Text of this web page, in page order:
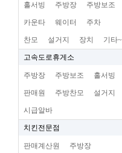
홀서빙 주방장 주방보조
카운타 웨이터 주차
찬모 설거지 장치 기타~
고속도로휴게소
주방장 주방보조 홀서빙
판매원 주방찬모 설거지
시급알바
치킨전문점
판매계산원 주방장